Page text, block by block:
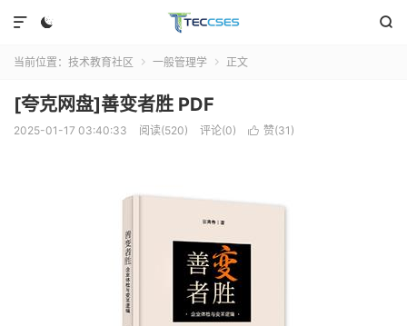
 

当前位置： 技术教育社区  一般管理学  正文
[夸克网盘]善变者胜 PDF
2025-01-17 03:40:33 阅读(520) 评论(0)  赞(31 )